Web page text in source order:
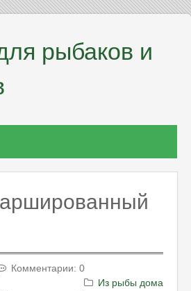
рыбаков и
Комментарии: 0
Из рыбы дома